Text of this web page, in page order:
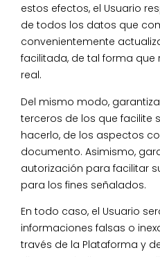
estos efectos, el Usuario
de todos los datos que
convenientemente
facilitada, de tal forma
real.
Del mismo modo,
terceros de los que facilite
hacerlo, de los aspectos
documento. Asimismo,
autorización para facilitar
para los fines señalados.
En todo caso, el Usuario
informaciones falsas o
través de la Plataforma y